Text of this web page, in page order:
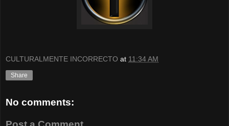
CULTURALMENTE INCORRECTO at 11:34 AM
Share
No comments: